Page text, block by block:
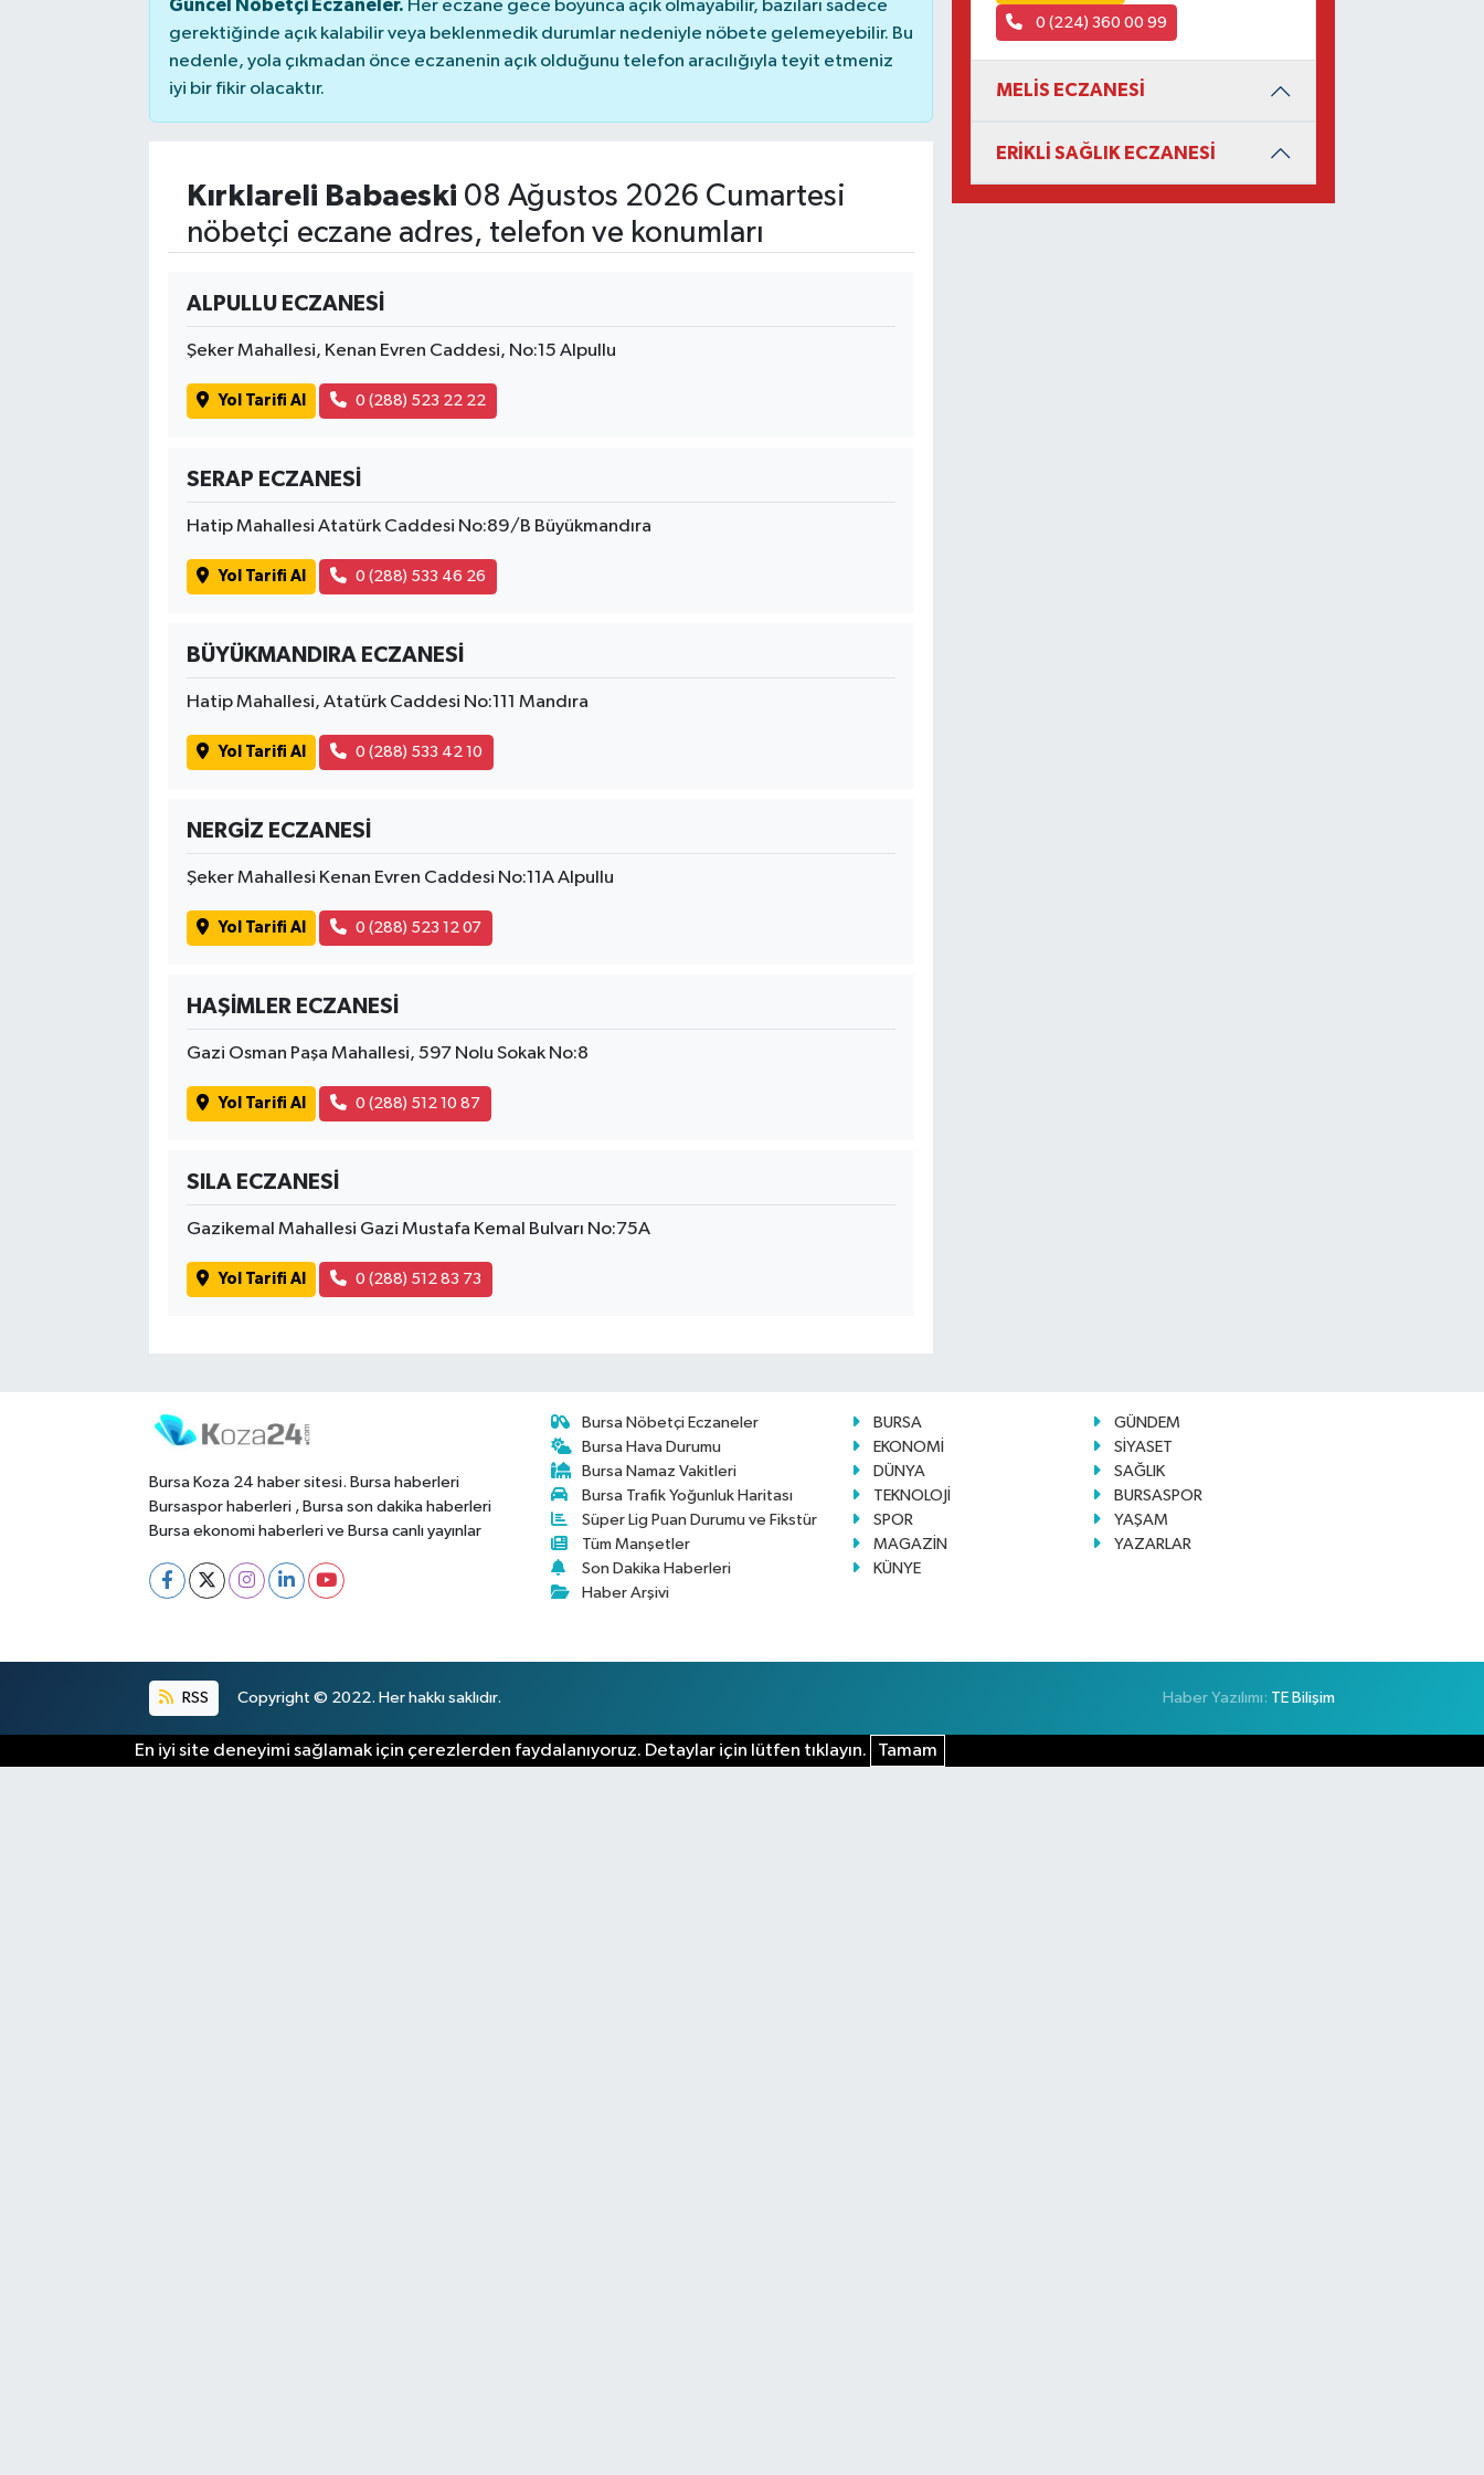
Güncel Nöbetçi Eczaneler. Her eczane gece boyunca açık olmayabilir, bazıları sadece
gerektiğinde açık kalabilir veya beklenmedik durumlar nedeniyle nöbete gelemeyebilir. Bu
nedenle, yola çıkmadan önce eczanenin açık olduğunu telefon aracılığıyla teyit etmeniz
iyi bir fikir olacaktır.
Kırklareli Babaeski 08 Ağustos 2026 Cumartesi
nöbetçi eczane adres, telefon ve konumları
ALPULLU ECZANESİ
Şeker Mahallesi, Kenan Evren Caddesi, No:15 Alpullu
Yol Tarifi Al 0 (288) 523 22 22
SERAP ECZANESİ
Hatip Mahallesi Atatürk Caddesi No:89/B Büyükmandıra
Yol Tarifi Al 0 (288) 533 46 26
BÜYÜKMANDIRA ECZANESİ
Hatip Mahallesi, Atatürk Caddesi No:111 Mandıra
Yol Tarifi Al 0 (288) 533 42 10
NERGİZ ECZANESİ
Şeker Mahallesi Kenan Evren Caddesi No:11A Alpullu
Yol Tarifi Al 0 (288) 523 12 07
HAŞİMLER ECZANESİ
Gazi Osman Paşa Mahallesi, 597 Nolu Sokak No:8
Yol Tarifi Al 0 (288) 512 10 87
SILA ECZANESİ
Gazikemal Mahallesi Gazi Mustafa Kemal Bulvarı No:75A
Yol Tarifi Al 0 (288) 512 83 73
0 (224) 360 00 99
MELİS ECZANESİ
ERİKLİ SAĞLIK ECZANESİ
Bursa Koza 24 haber sitesi. Bursa haberleri
Bursaspor haberleri , Bursa son dakika haberleri
Bursa ekonomi haberleri ve Bursa canlı yayınlar
Bursa Nöbetçi Eczaneler
Bursa Hava Durumu
Bursa Namaz Vakitleri
Bursa Trafik Yoğunluk Haritası
Süper Lig Puan Durumu ve Fikstür
Tüm Manşetler
Son Dakika Haberleri
Haber Arşivi
BURSA
GÜNDEM
EKONOMİ
SİYASET
DÜNYA
SAĞLIK
TEKNOLOJİ
BURSASPOR
SPOR
YAŞAM
MAGAZİN
YAZARLAR
KÜNYE
RSS Copyright © 2022. Her hakkı saklıdır. Haber Yazılımı: TE Bilişim
En iyi site deneyimi sağlamak için çerezlerden faydalanıyoruz. Detaylar için lütfen tıklayın. Tamam